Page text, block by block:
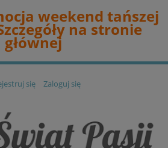
weekend tańszej
na stronie
głównej
się Zaloguj się